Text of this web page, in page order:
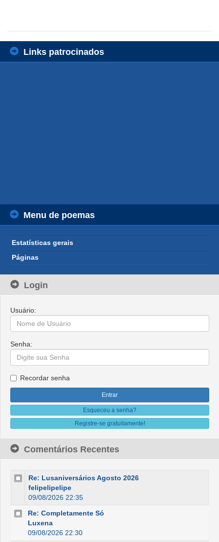
Links patrocinados
Menu de poemas
Estatísticas gerais
Páginas
Login
Usuário:
Senha:
Recordar senha
Esqueceu a senha?
Registre-se gratuitamente!
Comentários Recentes
Re: Lusaniversários Agosto 2026
felipelipelipe
09/08/2026 22:35
Re: Completamente Só
Luxena
09/08/2026 22:30